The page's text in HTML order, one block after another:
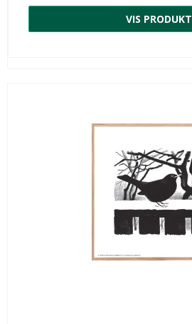
VIS PRODUKT